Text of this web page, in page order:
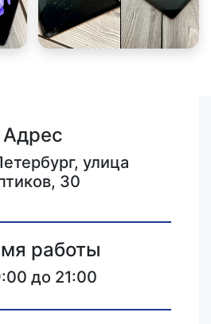
Адрес
улица
30
работы
до 21:00